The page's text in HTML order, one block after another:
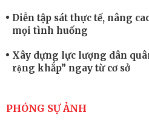
Diễn tập sát thực tế, nâng
mọi tình huống
Xây dựng lực lượng dân
rộng khắp” ngay từ cơ sở
cao sức mạnh chiến đấu
PHÓNG SỰ ẢNH